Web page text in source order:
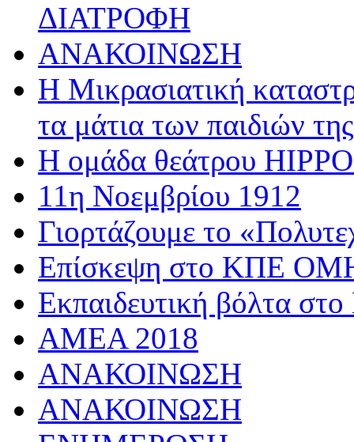
ΔΙΑΤΡΟΦΗ
ΑΝΑΚΟΙΝΩΣΗ
Η Μικρασιατική
τα μάτια των παιδιών
Η ομάδα θεάτρου
11η Νοεμβρίου 1912
Γιορτάζουμε το
Επίσκεψη στο ΚΠΕ
Εκπαιδευτική βόλτα
AMEA 2018
ΑΝΑΚΟΙΝΩΣΗ
ΑΝΑΚΟΙΝΩΣΗ